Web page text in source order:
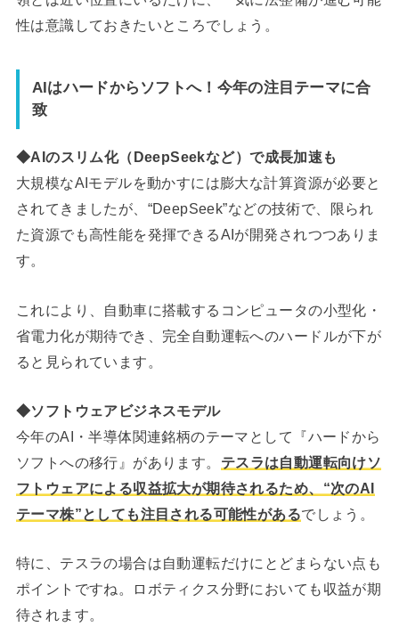
性は意識しておきたいところでしょう。
AIはハードからソフトへ！今年の注目テーマに合
致
◆AIのスリム化（DeepSeekなど）で成長加速も
大規模なAIモデルを動かすには膨大な計算資源が必要と
されてきましたが、“DeepSeek”などの技術で、限られ
た資源でも高性能を発揮できるAIが開発されつつありま
す。
これにより、自動車に搭載するコンピュータの小型化・
省電力化が期待でき、完全自動運転へのハードルが下が
ると見られています。
◆ソフトウェアビジネスモデル
今年のAI・半導体関連銘柄のテーマとして『ハードから
ソフトへの移行』があります。 テスラは自動運転向けソ
フトウェアによる収益拡大が期待されるため、“次のAI
テーマ株”としても注目される可能性があるでしょう。
特に、テスラの場合は自動運転だけにとどまらない点も
ポイントですね。ロボティクス分野においても収益が期
待されます。